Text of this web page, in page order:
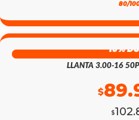
PRECIO
ORIGINAL
PRECIO
ACTUAL
80/
13%
LLANTA 3.00-16
$
$